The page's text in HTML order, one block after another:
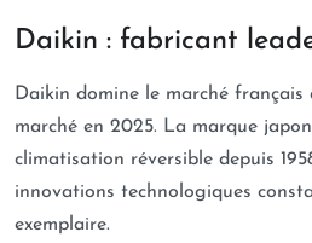
Daikin : fabricant
Daikin domine le marché français
marché en 2025. La marque
climatisation réversible depuis
innovations technologiques
exemplaire.